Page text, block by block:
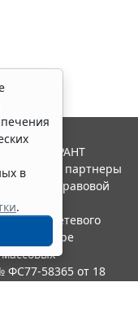
в
.
ГАРАНТ
и ее партнеры
правовой
сетевого
в сфере
ФС77-58365 от 18